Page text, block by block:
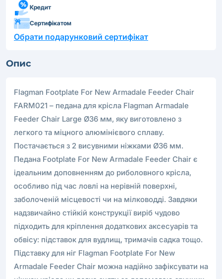
Кредит
Сертифікатом
Обрати подарунковий сертифікат
Опис
Flagman Footplate For New Armadale Feeder Chair
FARM021 – педана для крісла Flagman Armadale
Feeder Chair Large Ø36 мм, яку виготовлено з
легкого та міцного алюмінієвого сплаву.
Постачається з 2 висувними ніжками Ø36 мм.
Педана Footplate For New Armadale Feeder Chair є
ідеальним доповненням до риболовного крісла,
особливо під час ловлі на нерівній поверхні,
заболоченій місцевості чи на мілководді. Завдяки
надзвичайно стійкій конструкції виріб чудово
підходить для кріплення додаткових аксесуарів та
обвісу: підставок для вудлищ, тримачів садка тощо.
Підставку для ніг Flagman Footplate For New
Armadale Feeder Chair можна надійно зафіксувати на